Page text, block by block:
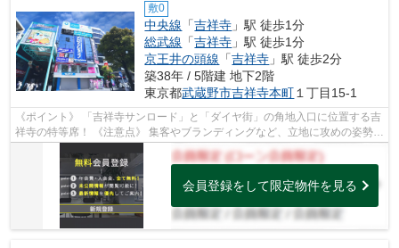
敷0
中央線 「吉祥寺 」駅 徒歩1分
総武線 「吉祥寺 」駅 徒歩1分
京王井の頭線 「吉祥寺 」駅 徒歩2分
築38年 / 5階建 地下2階
東京都武蔵野市吉祥寺本町 １丁目15-1
《ポイント》 「吉祥寺サンロード」と「ダイヤ街」の角地入口に位置する吉
祥寺の特等席！ 《注意点》 集客やブランディングなど、立地に攻めの姿勢を
会員登録をして限定物件を見る